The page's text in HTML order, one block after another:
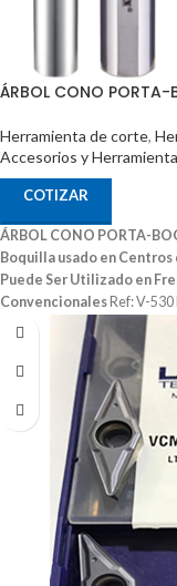
ÁRBOL CONO PORTA-
Herramienta de corte,
Accesorios y
COTIZAR
ÁRBOL CONO PORTA-
Boquilla usado en
Puede Ser Utilizado en
Convencionales Ref: V-
Vertex